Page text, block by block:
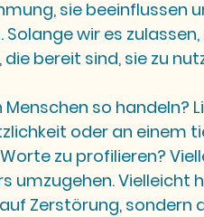
sie beeinflussen
wir es
bereit sind, sie zu
so handeln?
oder an einem
zu profilieren?
umzugehen.
Zerstörung,